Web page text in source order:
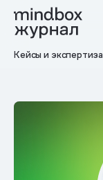
Кейсы и экспертиза